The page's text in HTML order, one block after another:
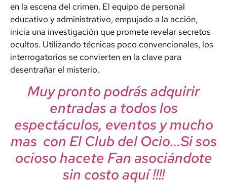
en la escena del crimen. El equipo de personal
educativo y administrativo, empujado a la acción,
inicia una investigación que promete revelar secretos
ocultos. Utilizando técnicas poco convencionales, los
interrogatorios se convierten en la clave para
desentrañar el misterio.
Muy pronto podrás adquirir
entradas a todos los
espectáculos, eventos y mucho
mas con El Club del Ocio…Si sos
ocioso hacete Fan asociándote
sin costo aquí !!!!